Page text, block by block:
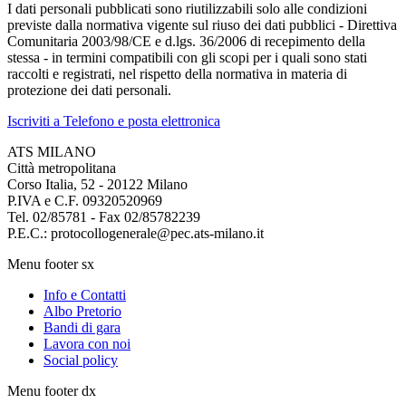
I dati personali pubblicati sono riutilizzabili solo alle condizioni
previste dalla normativa vigente sul riuso dei dati pubblici - Direttiva
Comunitaria 2003/98/CE e d.lgs. 36/2006 di recepimento della
stessa - in termini compatibili con gli scopi per i quali sono stati
raccolti e registrati, nel rispetto della normativa in materia di
protezione dei dati personali.
Iscriviti a Telefono e posta elettronica
ATS MILANO
Città metropolitana
Corso Italia, 52 - 20122 Milano
P.IVA e C.F. 09320520969
Tel. 02/85781 - Fax 02/85782239
P.E.C.: protocollogenerale@pec.ats-milano.it
Menu footer sx
Info e Contatti
Albo Pretorio
Bandi di gara
Lavora con noi
Social policy
Menu footer dx